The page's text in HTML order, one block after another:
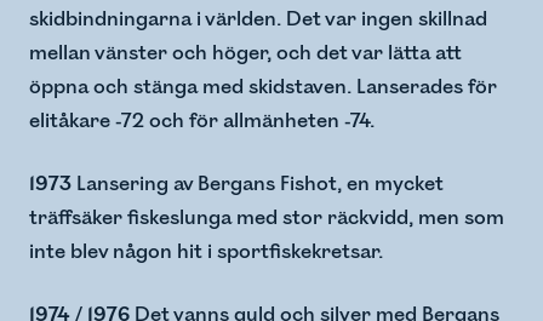
skidbindningarna i världen. Det var ingen skillnad
mellan vänster och höger, och det var lätta att
öppna och stänga med skidstaven.​ Lanserades för
elitåkare -72 och för allmänheten -74.
1973 Lansering av Bergans Fishot, en mycket
träffsäker fiskeslunga med stor räckvidd, men som
inte blev någon hit i sportfiskekretsar.
1974 / 1976 Det vanns guld och silver med Bergans